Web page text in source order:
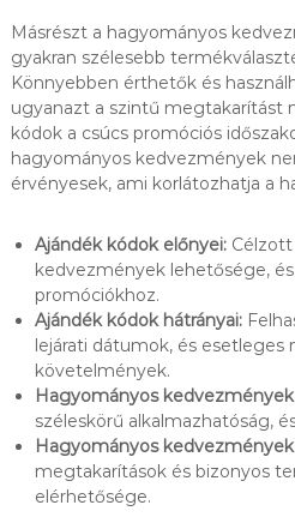
Másrészt a hagyományos
gyakran szélesebb
Könnyebben érthetők és
ugyanazt a szintű megtakarítást
kódok a csúcs promóciós
hagyományos kedvezmények
érvényesek, ami korlátozhatja a
Ajándék kódok előnyei:Célzott
kedvezmények lehetősége,
promóciókhoz.
Ajándék kódok hátrányai:
lejárati dátumok, és esetleges
követelmények.
Hagyományos
széleskörű alkalmazhatóság,
Hagyományos kedvezmények
megtakarítások és bizonyos
elérhetősége.